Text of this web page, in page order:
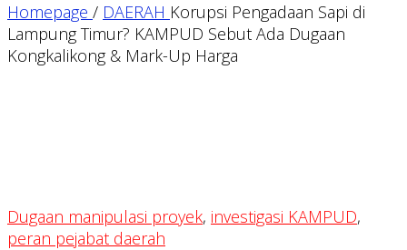
Homepage / DAERAH Korupsi Pengadaan Sapi di
Lampung Timur? KAMPUD Sebut Ada Dugaan
Kongkalikong & Mark-Up Harga
Dugaan manipulasi proyek, investigasi KAMPUD,
peran pejabat daerah